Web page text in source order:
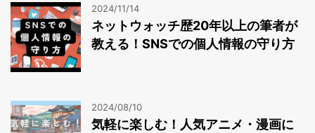
2024/11/14
ネットウォッチ歴20年以上の筆者が
教える！SNSでの個人情報の守り方
2024/08/10
気軽に楽しむ！人気アニメ・漫画に